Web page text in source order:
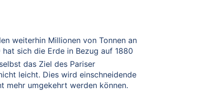
weiterhin Millionen von Tonnen an
sich die Erde in Bezug auf 1880
das Ziel des Pariser
leicht. Dies wird einschneidende
mehr umgekehrt werden können.